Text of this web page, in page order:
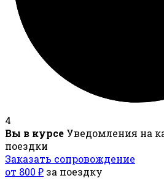
4
Вы в курсе Уведомления на
поездки
Заказать сопровождение
от 800 ₽ за поездку